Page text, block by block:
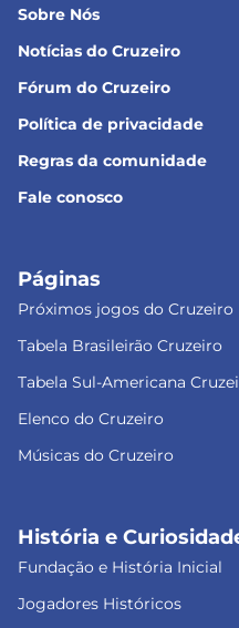
Sobre Nós
Notícias do Cruzeiro
Fórum do Cruzeiro
Política de privacidade
Regras da comunidade
Fale conosco
Páginas
Próximos jogos do Cruzeiro
Tabela Brasileirão Cruzeiro
Tabela Sul-Americana
Elenco do Cruzeiro
Músicas do Cruzeiro
História e
Fundação e História Inicial
Jogadores Históricos